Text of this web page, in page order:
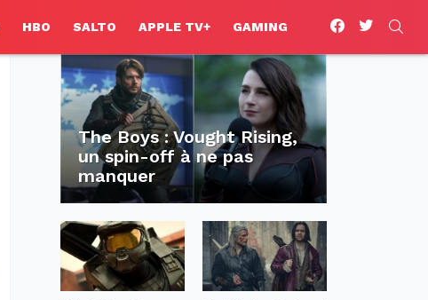
HBO SALTO APPLE TV+ GAMING
facebooktwitter
The Boys : Vought Rising,
un spin-off à ne pas
manquer